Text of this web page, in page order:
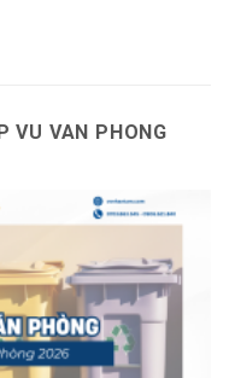
VU VAN PHONG